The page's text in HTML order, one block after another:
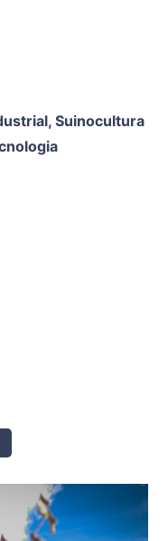
, Suinocultura